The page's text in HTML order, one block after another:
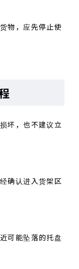
物，应先停止使
坏，也不建议立
确认进入货架区
可能坠落的托盘